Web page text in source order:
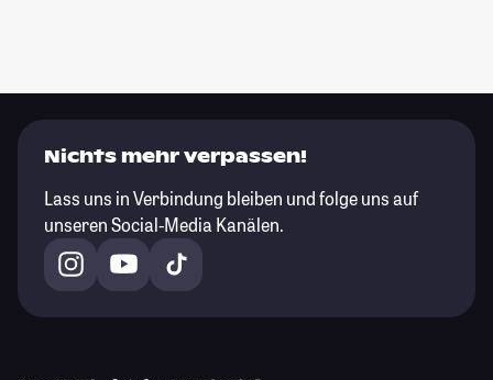
Nichts mehr verpassen!
Lass uns in Verbindung bleiben und folge uns auf
unseren Social-Media Kanälen.